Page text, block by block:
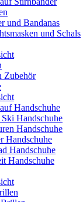
und Bandanas
und Schals
Zubehör
Handschuhe
Handschuhe
Handschuhe
Handschuhe
Handschuhe
Handschuhe